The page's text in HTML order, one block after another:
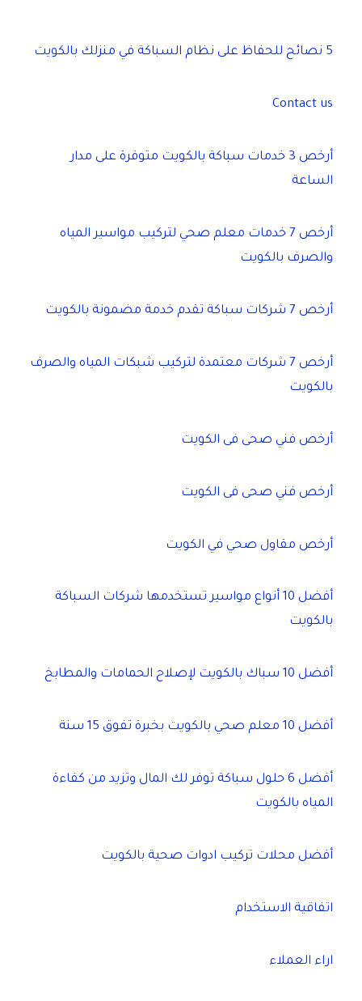
5 نصائح للحفاظ على نظام السباكة في منزلك بالكويت
Contact us
أرخص 3 خدمات سباكة بالكويت متوفرة على مدار
الساعة
أرخص 7 خدمات معلم صحي لتركيب مواسير المياه
والصرف بالكويت
أرخص 7 شركات سباكة تقدم خدمة مضمونة بالكويت
أرخص 7 شركات معتمدة لتركيب شبكات المياه والصرف
بالكويت
أرخص فني صحى فى الكويت
أرخص فني صحى فى الكويت
أرخص مقاول صحي في الكويت
أفضل 10 أنواع مواسير تستخدمها شركات السباكة
بالكويت
أفضل 10 سباك بالكويت لإصلاح الحمامات والمطابخ
أفضل 10 معلم صحي بالكويت بخبرة تفوق 15 سنة
أفضل 6 حلول سباكة توفر لك المال وتزيد من كفاءة
المياه بالكويت
أفضل محلات تركيب ادوات صحية بالكويت
اتفاقية الاستخدام
اراء العملاء